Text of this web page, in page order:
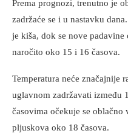
Prema prognozi, trenutno je
zadržaće se i u nastavku
je kiša, dok se nove
naročito oko 15 i 16 časova.
Temperatura neće značajnije
uglavnom zadržavati između
časovima očekuje se
pljuskova oko 18 časova.